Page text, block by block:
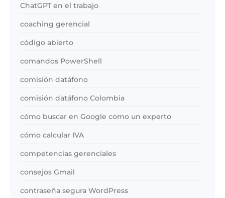
ChatGPT en el trabajo
coaching gerencial
código abierto
comandos PowerShell
comisión datáfono
comisión datáfono Colombia
cómo buscar en Google como un experto
cómo calcular IVA
competencias gerenciales
consejos Gmail
contraseña segura WordPress